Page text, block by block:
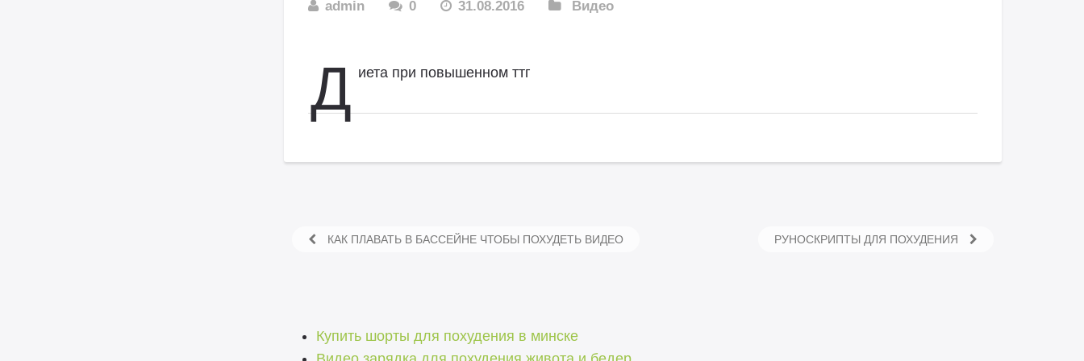
admin 0 31.08.2016 Видео
Д иета при повышенном ттг
КАК ПЛАВАТЬ В БАССЕЙНЕ ЧТОБЫ ПОХУДЕТЬ ВИДЕО РУНОСКРИПТЫ ДЛЯ ПОХУДЕНИЯ
Купить шорты для похудения в минске